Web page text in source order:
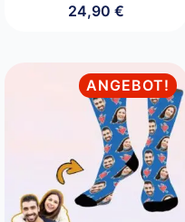
24,90€
ANGEBOT!